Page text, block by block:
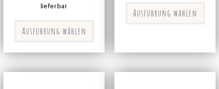
lieferbar
Ausführung wählen
Ausführung wählen